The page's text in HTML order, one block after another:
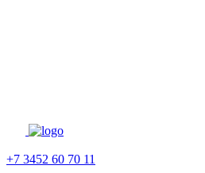
+7 3452 60 70 11